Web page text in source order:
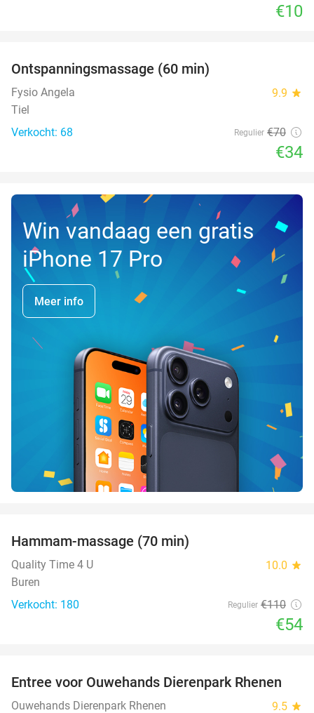
€10
Ontspanningsmassage (60 min)
Fysio Angela 9.9 star
Tiel
Verkocht: 68
Regulier €70
€34
Win vandaag een gratis
iPhone 17 Pro
Meer info
OUT
Hammam-massage (70 min)
Quality Time 4 U 10.0 star
Buren
Verkocht: 180
Regulier €110
€54
19%
Entree voor Ouwehands Dierenpark Rhenen
Ouwehands Dierenpark Rhenen 9.5 star